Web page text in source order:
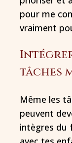
pour me
vraiment
tâches
Même les
peuvent
intègres du